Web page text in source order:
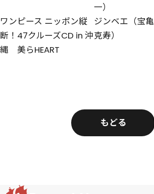
一）
ワンピース ニッポン縦
断！47クルーズCD in 沖
縄 美らHEART
ジンベエ（宝亀
克寿）
もどる